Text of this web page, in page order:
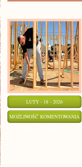
LUTY - 18 - 2026
MOŻLIWOŚĆ KOMENTOWANIA